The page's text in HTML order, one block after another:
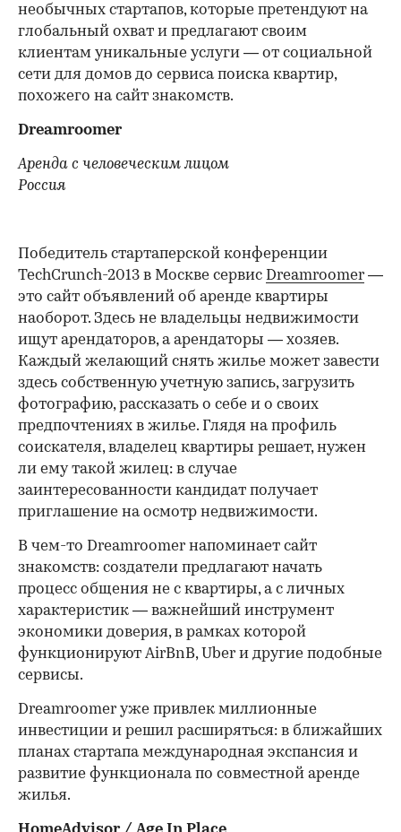
необычных стартапов, которые претендуют на
глобальный охват и предлагают своим
клиентам уникальные услуги — от социальной
сети для домов до сервиса поиска квартир,
похожего на сайт знакомств.
Dreamroomer
Аренда с человеческим лицом
Россия
Победитель стартаперской конференции
TechCrunch-2013 в Москве сервис Dreamroomer —
это сайт объявлений об аренде квартиры
наоборот. Здесь не владельцы недвижимости
ищут арендаторов, а арендаторы — хозяев.
Каждый желающий снять жилье может завести
здесь собственную учетную запись, загрузить
фотографию, рассказать о себе и о своих
предпочтениях в жилье. Глядя на профиль
соискателя, владелец квартиры решает, нужен
ли ему такой жилец: в случае
заинтересованности кандидат получает
приглашение на осмотр недвижимости.
В чем-то Dreamroomer напоминает сайт
знакомств: создатели предлагают начать
процесс общения не с квартиры, а с личных
характеристик — важнейший инструмент
экономики доверия, в рамках которой
функционируют AirBnB, Uber и другие подобные
сервисы.
Dreamroomer уже привлек миллионные
инвестиции и решил расширяться: в ближайших
планах стартапа международная экспансия и
развитие функционала по совместной аренде
жилья.